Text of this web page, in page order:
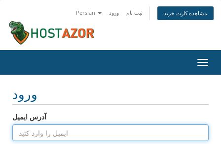
Persian ورود ثبت نام مشاهده کارت خرید
تغییر
ورود
آدرس ایمیل